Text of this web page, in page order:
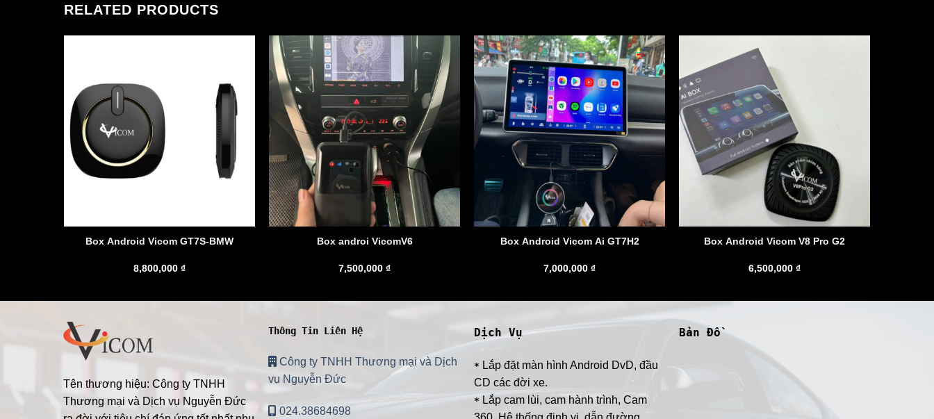
RELATED PRODUCTS
Box Android Vicom GT7S-BMW
8,800,000 ₫
Box androi VicomV6
7,500,000 ₫
Box Android Vicom Ai GT7H2
7,000,000 ₫
Box Android Vicom V8 Pro G2
6,500,000 ₫
Tên thương hiệu: Công ty TNHH
Thương mại và Dịch vụ Nguyễn Đức
Thông Tin Liên Hệ
Công ty TNHH Thương mại và Dịch
vụ Nguyễn Đức
024.38684698
Dịch Vụ
* Lắp đặt màn hình Android DvD, đầu
CD các đời xe.
* Lắp cam lùi, cam hành trình, Cam
Bản Đồ